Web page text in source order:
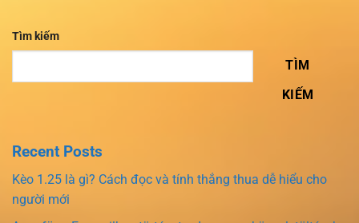
Tìm kiếm
TÌM
KIẾM
Recent Posts
Kèo 1.25 là gì? Cách đọc và tính thắng thua dễ hiểu cho
người mới